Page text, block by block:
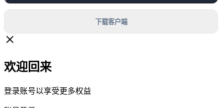
下载客户端
欢迎回来
登录账号以享受更多权益